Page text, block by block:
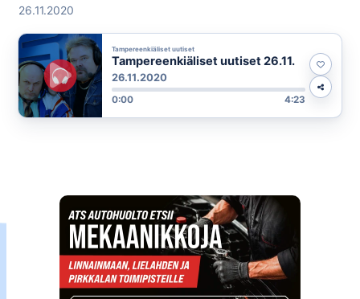
26.11.2020
Tampereenkiäliset uutiset
Tampereenkiäliset uutiset 26.11.
26.11.2020
0:00 4:23